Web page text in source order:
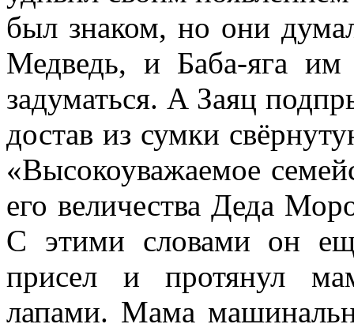
был знаком, но они
Медведь, и Баба-яга
задуматься. А Заяц
достав из сумки
«Высокоуважаемое
его величества Деда
С этими словами он
присел и протянул
лапами. Мама